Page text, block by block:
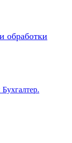
обработки